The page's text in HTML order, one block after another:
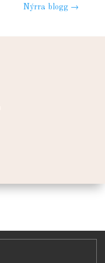
Nýrra blogg →